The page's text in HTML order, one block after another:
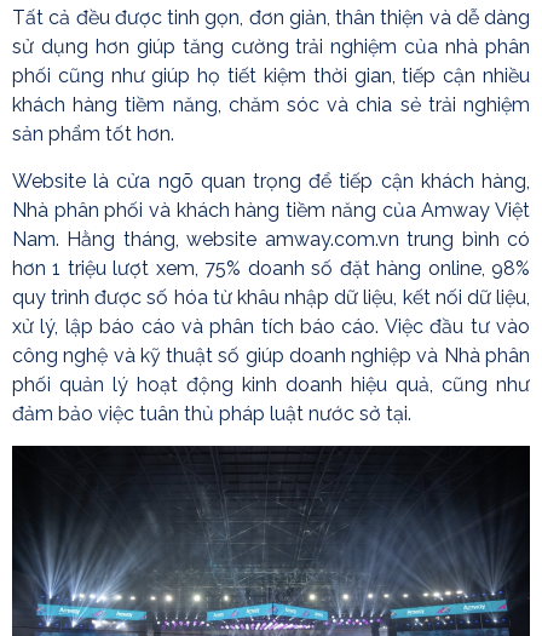
Tất cả đều được tinh gọn, đơn giản, thân thiện và dễ dàng
sử dụng hơn giúp tăng cường trải nghiệm của nhà phân
phối cũng như giúp họ tiết kiệm thời gian, tiếp cận nhiều
khách hàng tiềm năng, chăm sóc và chia sẻ trải nghiệm
sản phẩm tốt hơn.
Website là cửa ngõ quan trọng để tiếp cận khách hàng,
Nhà phân phối và khách hàng tiềm năng của Amway Việt
Nam. Hằng tháng, website amway.com.vn trung bình có
hơn 1 triệu lượt xem, 75% doanh số đặt hàng online, 98%
quy trình được số hóa từ khâu nhập dữ liệu, kết nối dữ liệu,
xử lý, lập báo cáo và phân tích báo cáo. Việc đầu tư vào
công nghệ và kỹ thuật số giúp doanh nghiệp và Nhà phân
phối quản lý hoạt động kinh doanh hiệu quả, cũng như
đảm bảo việc tuân thủ pháp luật nước sở tại.